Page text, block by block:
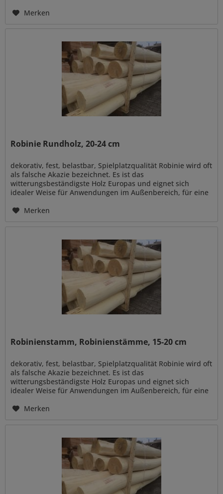
Merken
Robinie Rundholz, 20-24 cm
dekorativ, fest, belastbar, Spielplatzqualität Robinie wird oft
als falsche Akazie bezeichnet. Es ist das
witterungsbeständigste Holz Europas und eignet sich
idealer Weise für Anwendungen im Außenbereich, für eine
Merken
Robinienstamm, Robinienstämme, 15-20 cm
dekorativ, fest, belastbar, Spielplatzqualität Robinie wird oft
als falsche Akazie bezeichnet. Es ist das
witterungsbeständigste Holz Europas und eignet sich
idealer Weise für Anwendungen im Außenbereich, für eine
Merken